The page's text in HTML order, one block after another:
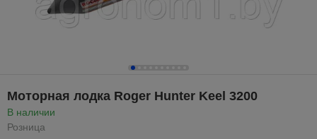
Моторная лодка Roger Hunter Keel 3200
В наличии
Розница